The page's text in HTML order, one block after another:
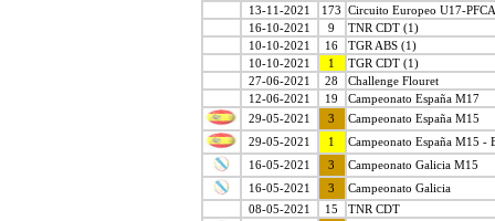
13-11-2021
173 Circuito Europeo U17-
16-10-2021
9
TNR CDT (1)
10-10-2021
16
TGR ABS (1)
10-10-2021
1
TGR CDT (1)
27-06-2021
28
Challenge Flouret
12-06-2021
19
Campeonato España M17
29-05-2021
3
Campeonato España M15
29-05-2021
1
Campeonato España M15 -
16-05-2021
3
Campeonato Galicia M15
16-05-2021
3
Campeonato Galicia
08-05-2021
15
TNR CDT